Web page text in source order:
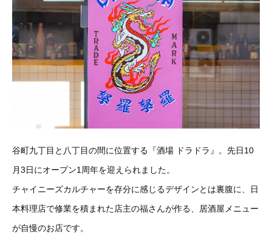
谷町九丁目と八丁目の間に位置する『酒場 ドラドラ』。先日10
月3日にオープン1周年を迎えられました。
チャイニーズカルチャーを存分に感じるデザインとは裏腹に、日
本料理店で修業を積まれた店主の福さんが作る、居酒屋メニュー
が自慢のお店です。